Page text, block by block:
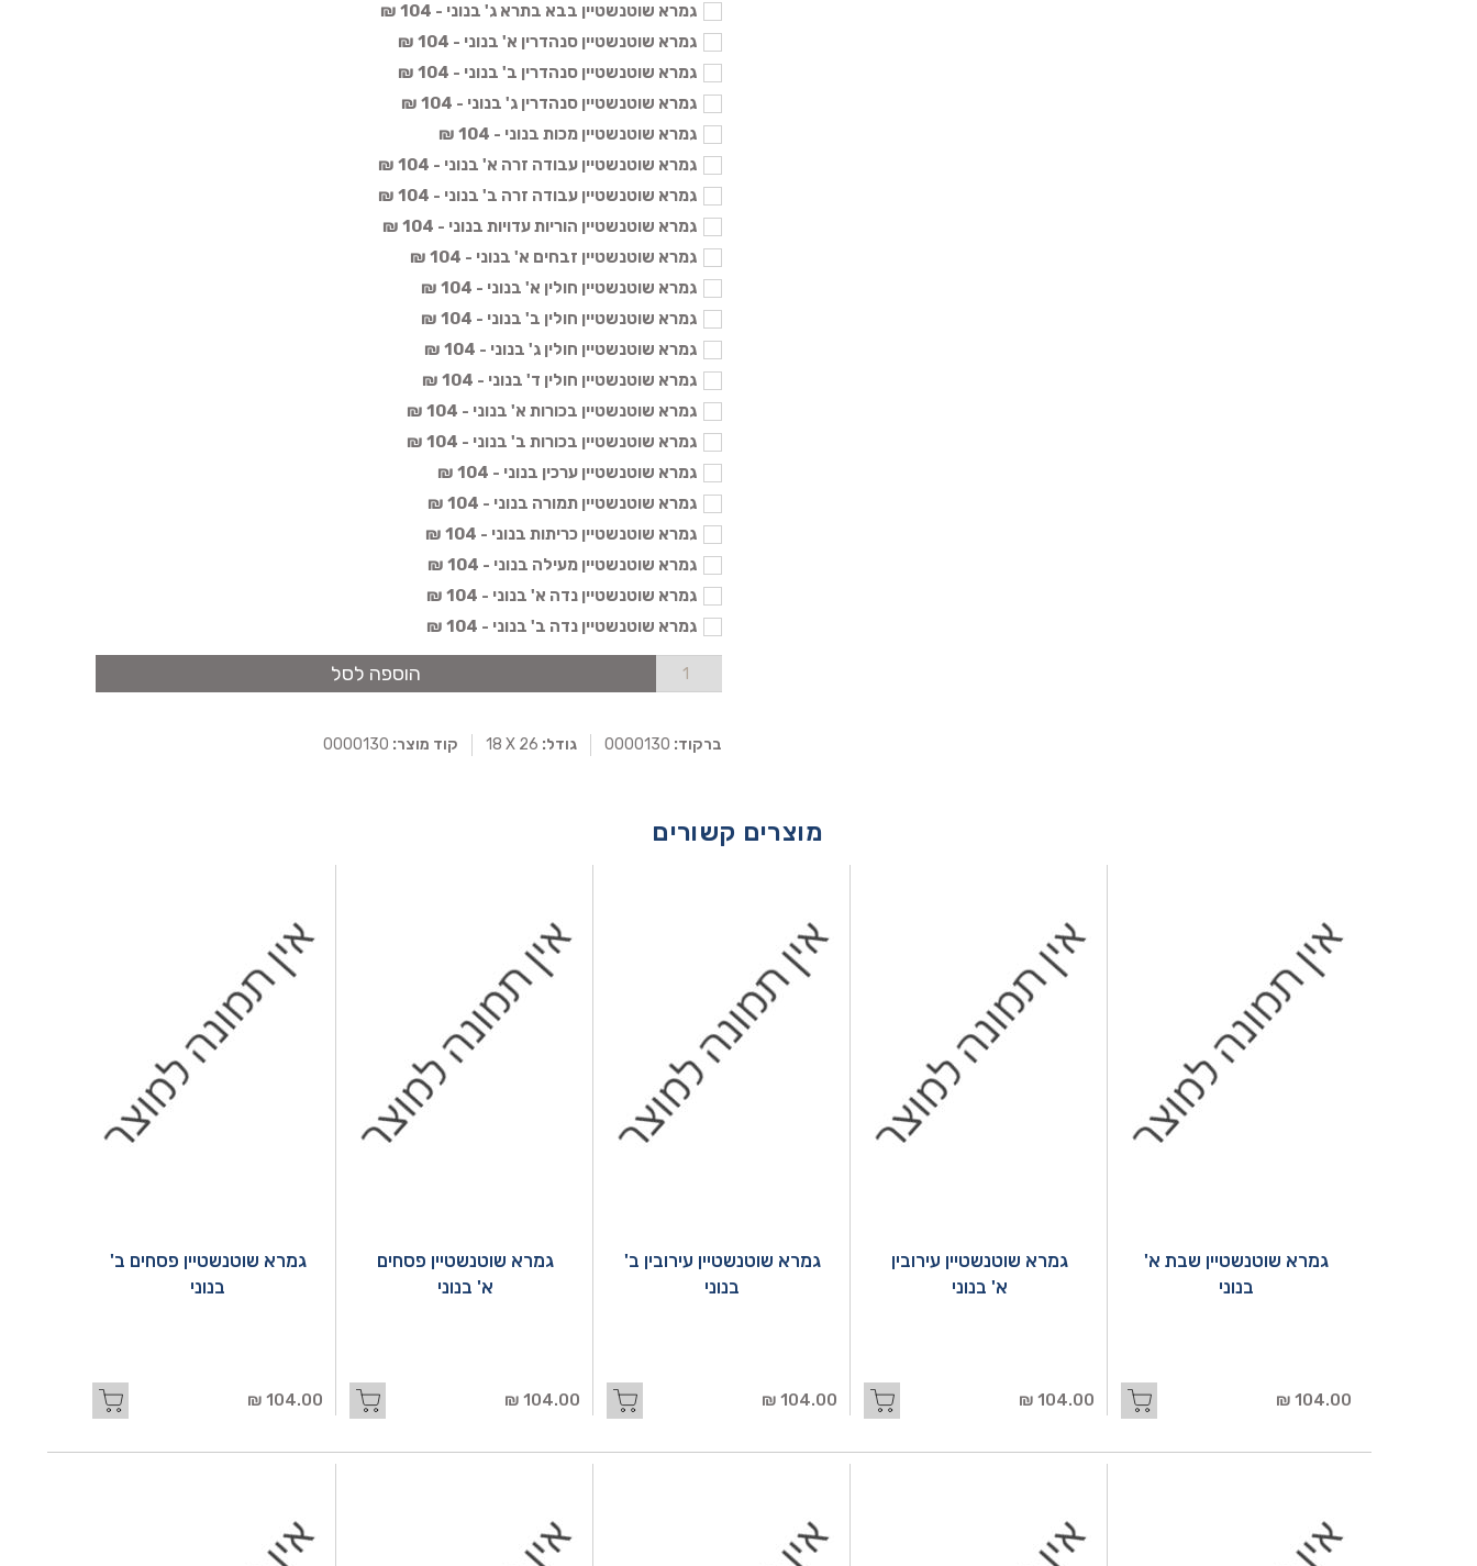
גמרא שוטנשטיין בבא בתרא ג' בנוני - 104 ₪
גמרא שוטנשטיין סנהדרין א' בנוני - 104 ₪
גמרא שוטנשטיין סנהדרין ב' בנוני - 104 ₪
גמרא שוטנשטיין סנהדרין ג' בנוני - 104 ₪
גמרא שוטנשטיין מכות בנוני - 104 ₪
גמרא שוטנשטיין עבודה זרה א' בנוני - 104 ₪
גמרא שוטנשטיין עבודה זרה ב' בנוני - 104 ₪
גמרא שוטנשטיין הוריות עדויות בנוני - 104 ₪
גמרא שוטנשטיין זבחים א' בנוני - 104 ₪
גמרא שוטנשטיין חולין א' בנוני - 104 ₪
גמרא שוטנשטיין חולין ב' בנוני - 104 ₪
גמרא שוטנשטיין חולין ג' בנוני - 104 ₪
גמרא שוטנשטיין חולין ד' בנוני - 104 ₪
גמרא שוטנשטיין בכורות א' בנוני - 104 ₪
גמרא שוטנשטיין בכורות ב' בנוני - 104 ₪
גמרא שוטנשטיין ערכין בנוני - 104 ₪
גמרא שוטנשטיין תמורה בנוני - 104 ₪
גמרא שוטנשטיין כריתות בנוני - 104 ₪
גמרא שוטנשטיין מעילה בנוני - 104 ₪
גמרא שוטנשטיין נדה א' בנוני - 104 ₪
גמרא שוטנשטיין נדה ב' בנוני - 104 ₪
הוספה לסל
ברקוד: גודל: 18 X 26 קוד מוצר:
מוצרים קשורים
גמרא שוטנשטיין שבת א'
בנוני
104.00 ₪
גמרא שוטנשטיין עירובין
א' בנוני
104.00 ₪
גמרא שוטנשטיין עירובין ב'
בנוני
104.00 ₪
גמרא שוטנשטיין פסחים
א' בנוני
104.00 ₪
גמרא שוטנשטיין פסחים ב'
בנוני
104.00 ₪